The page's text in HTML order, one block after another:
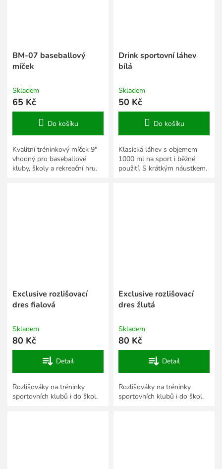
BM-07 baseballový
míček
Skladem
65 Kč
Do košíku
Kvalitní tréninkový míček 9"
vhodný pro baseballové
kluby, školy a rekreační hru.
Drink sportovní láhev
bílá
Skladem
50 Kč
Do košíku
Klasická láhev s objemem
1000 ml na sport i běžné
použití. S krátkým náustkem.
Exclusive rozlišovací
dres fialová
Skladem
80 Kč
Detail
Rozlišováky na tréninky
sportovních klubů i do škol.
Exclusive rozlišovací
dres žlutá
Skladem
80 Kč
Detail
Rozlišováky na tréninky
sportovních klubů i do škol.